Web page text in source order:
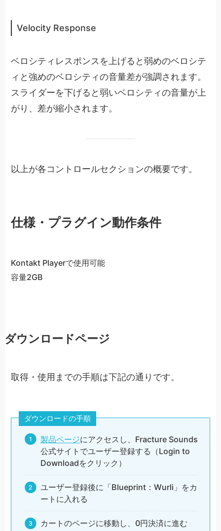
Velocity Response
ベロシティレスポンスを上げると弱めのベロシテ
ィと強めのベロシティの音量差が強調されます。
スライダーを下げると弱いベロシティの音量が上
がり、差が縮小されます。
以上が各コントロールセクションの概要です。
仕様・プラグイン動作条件
Kontakt Playerで使用可能
容量2GB
ダウンロードページ
取得・使用までの手順は下記の通りです。
ダウンロードの手順
製品ページにアクセスし、Fracture Sounds
公式サイトでユーザー登録する（Login to
Downloadをクリック）
ユーザー登録後に「Blueprint：Wurli」をカ
ートに入れる
カートのページに移動し、0円決済に進む